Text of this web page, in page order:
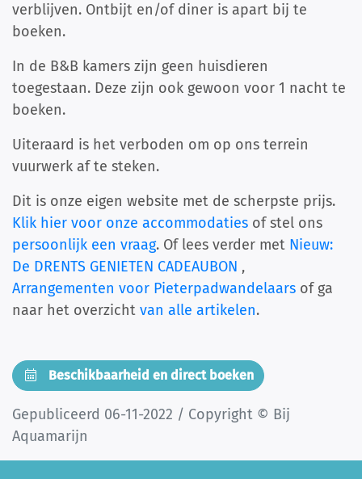
verblijven. Ontbijt en/of diner is apart bij te
boeken.
In de B&B kamers zijn geen huisdieren
toegestaan. Deze zijn ook gewoon voor 1 nacht te
boeken.
Uiteraard is het verboden om op ons terrein
vuurwerk af te steken.
Dit is onze eigen website met de scherpste prijs.
Klik hier voor onze accommodaties of stel ons
persoonlijk een vraag. Of lees verder met Nieuw:
De DRENTS GENIETEN CADEAUBON ,
Arrangementen voor Pieterpadwandelaars of ga
naar het overzicht van alle artikelen.
Beschikbaarheid en direct boeken
Gepubliceerd 06-11-2022 / Copyright © Bij
Aquamarijn